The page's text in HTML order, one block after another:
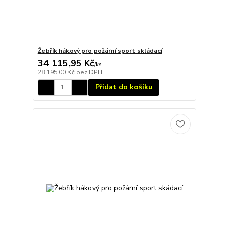
Žebřík hákový pro požární sport skládací
34 115,95 Kč/ks
28 195,00 Kč bez DPH
Přidat do košíku